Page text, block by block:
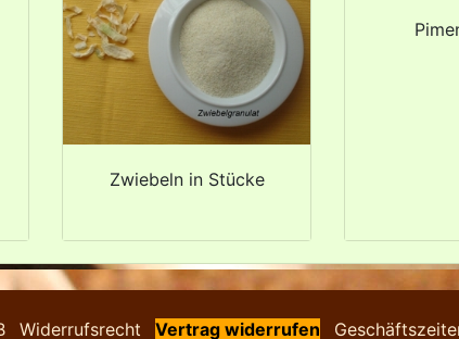
Zwiebeln in Stücke
Widerrufsrecht Vertrag widerrufen